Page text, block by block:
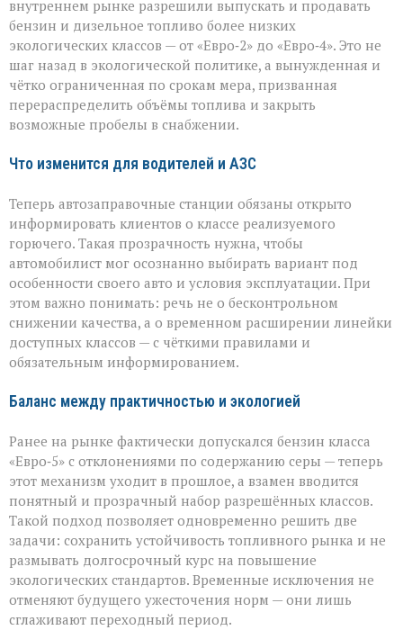
внутреннем рынке разрешили выпускать и продавать
бензин и дизельное топливо более низких
экологических классов — от «Евро‑2» до «Евро‑4». Это не
шаг назад в экологической политике, а вынужденная и
чётко ограниченная по срокам мера, призванная
перераспределить объёмы топлива и закрыть
возможные пробелы в снабжении.
Что изменится для водителей и АЗС
Теперь автозаправочные станции обязаны открыто
информировать клиентов о классе реализуемого
горючего. Такая прозрачность нужна, чтобы
автомобилист мог осознанно выбирать вариант под
особенности своего авто и условия эксплуатации. При
этом важно понимать: речь не о бесконтрольном
снижении качества, а о временном расширении линейки
доступных классов — с чёткими правилами и
обязательным информированием.
Баланс между практичностью и экологией
Ранее на рынке фактически допускался бензин класса
«Евро‑5» с отклонениями по содержанию серы — теперь
этот механизм уходит в прошлое, а взамен вводится
понятный и прозрачный набор разрешённых классов.
Такой подход позволяет одновременно решить две
задачи: сохранить устойчивость топливного рынка и не
размывать долгосрочный курс на повышение
экологических стандартов. Временные исключения не
отменяют будущего ужесточения норм — они лишь
сглаживают переходный период.